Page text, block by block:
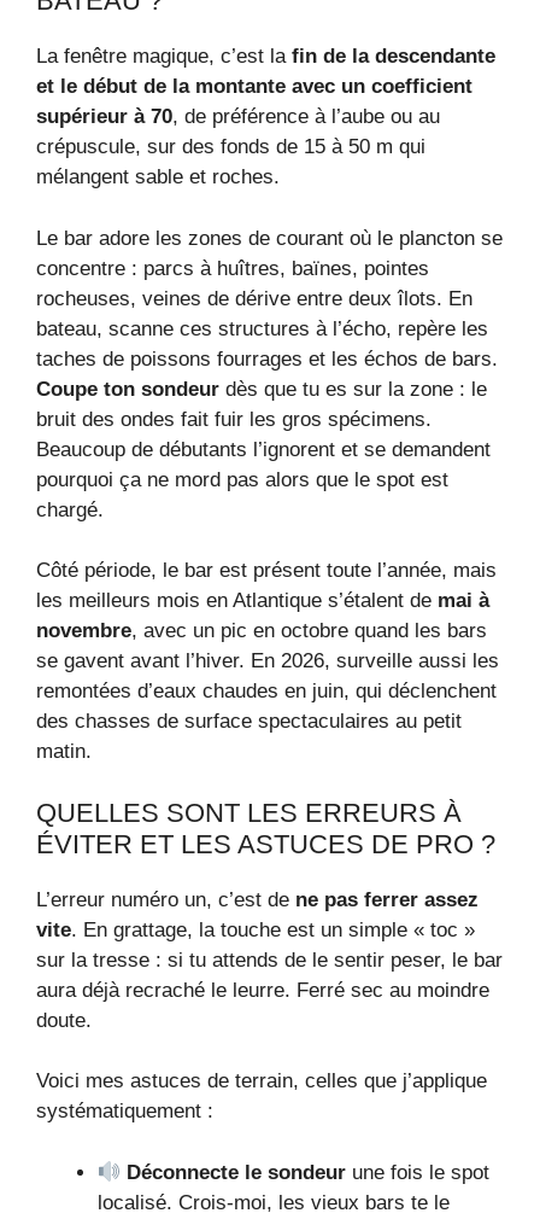
La fenêtre magique, c’est la fin de la descendante
et le début de la montante avec un coefficient
supérieur à 70, de préférence à l’aube ou au
crépuscule, sur des fonds de 15 à 50 m qui
mélangent sable et roches.
Le bar adore les zones de courant où le plancton se
concentre : parcs à huîtres, baïnes, pointes
rocheuses, veines de dérive entre deux îlots. En
bateau, scanne ces structures à l’écho, repère les
taches de poissons fourrages et les échos de bars.
Coupe ton sondeur dès que tu es sur la zone : le
bruit des ondes fait fuir les gros spécimens.
Beaucoup de débutants l’ignorent et se demandent
pourquoi ça ne mord pas alors que le spot est
chargé.
Côté période, le bar est présent toute l’année, mais
les meilleurs mois en Atlantique s’étalent de mai à
novembre, avec un pic en octobre quand les bars
se gavent avant l’hiver. En 2026, surveille aussi les
remontées d’eaux chaudes en juin, qui déclenchent
des chasses de surface spectaculaires au petit
matin.
QUELLES SONT LES ERREURS À
ÉVITER ET LES ASTUCES DE PRO ?
L’erreur numéro un, c’est de ne pas ferrer assez
vite. En grattage, la touche est un simple « toc »
sur la tresse : si tu attends de le sentir peser, le bar
aura déjà recraché le leurre. Ferré sec au moindre
doute.
Voici mes astuces de terrain, celles que j’applique
systématiquement :
Déconnecte le sondeur une fois le spot
localisé. Crois-moi, les vieux bars te le